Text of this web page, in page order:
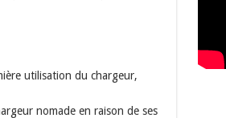
utilisation du chargeur,
nomade en raison de ses